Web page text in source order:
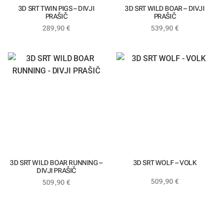
289,90 €
3D SRT TWIN PIGS – DIVJI
PRAŠIČ
539,90 €
3D SRT WILD BOAR – DIVJI
PRAŠIČ
509,90 €
3D SRT WILD BOAR RUNNING –
DIVJI PRAŠIČ
509,90 €
3D SRT WOLF – VOLK